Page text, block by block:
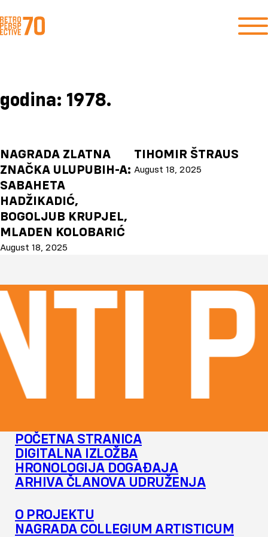
godina: 1978.
NAGRADA ZLATNA
ZNAČKA ULUPUBIH-A:
SABAHETA
HADŽIKADIĆ,
BOGOLJUB KRUPJEL,
MLADEN KOLOBARIĆ
August 18, 2025
TIHOMIR ŠTRAUS
August 18, 2025
POČETNA STRANICA
DIGITALNA IZLOŽBA
HRONOLOGIJA DOGAĐAJA
ARHIVA ČLANOVA UDRUŽENJA
O PROJEKTU
NAGRADA COLLEGIUM ARTISTICUM